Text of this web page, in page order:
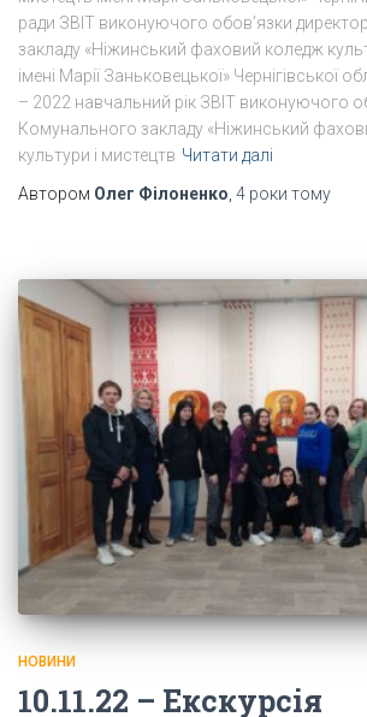
ради ЗВІТ виконуючого обов’язки
закладу «Ніжинський фаховий коледж
імені Марії Заньковецької» Чернігівської
– 2022 навчальний рік ЗВІТ виконуючого
Комунального закладу «Ніжинський
культури і мистецтв Читати далі
Автором Олег Філоненко, 4 роки тому
НОВИНИ
10.11.22 – Екскурсія